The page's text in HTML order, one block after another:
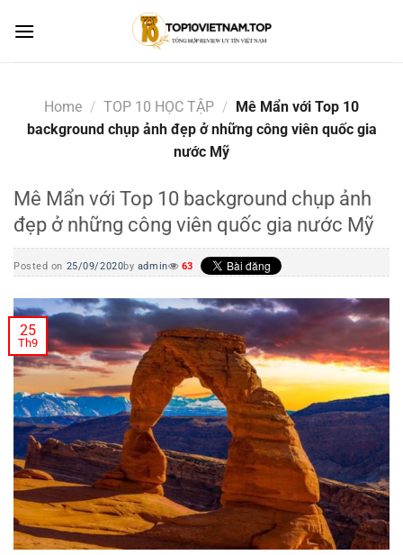
Home / TOP 10 HỌC TẬP / Mê Mẩn với Top 10
background chụp ảnh đẹp ở những công viên quốc gia
nước Mỹ
Mê Mẩn với Top 10 background chụp ảnh
đẹp ở những công viên quốc gia nước Mỹ
Posted on 25/09/2020by admin 63
25
Th9